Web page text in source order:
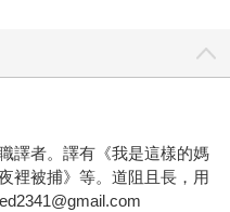
譯者。譯有《我是這樣的媽
裡被捕》等。道阻且長，用